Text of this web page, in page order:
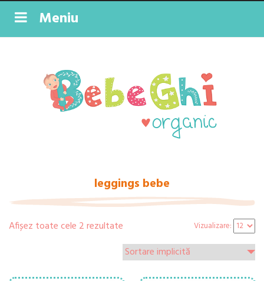
Meniu
leggings bebe
Afișez toate cele 2 rezultate Vizualizare: